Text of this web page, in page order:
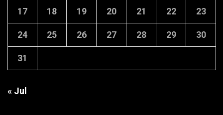
17 18 19 20 21 22 23
24 25 26 27 28 29 30
31
« Jul